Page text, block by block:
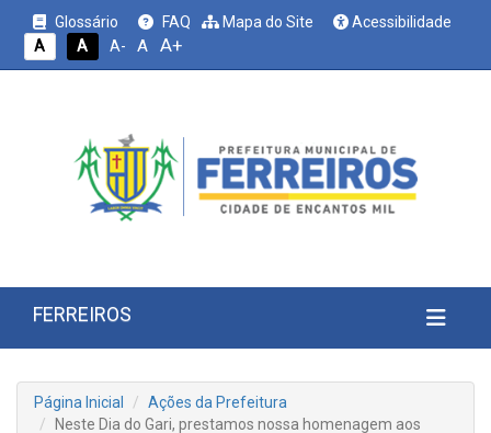
Glossário FAQ Mapa do Site
Acessibilidade
A
A A- A A+
FERREIROS
Página Inicial
Ações da Prefeitura
Neste Dia do Gari, prestamos nossa homenagem aos